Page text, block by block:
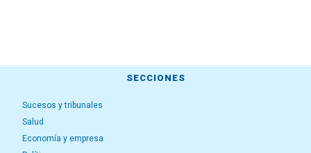
SECCIONES
Sucesos y tribunales
Salud
Economía y empresa